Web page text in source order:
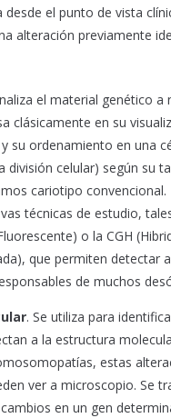
desde el punto de vista
alteración previamente
el material genético a
clásicamente en su
su ordenamiento en una
división celular) según su
cariotipo convencional.
técnicas de estudio,
o la CGH
que permiten detectar
de muchos
. Se utiliza para
a la estructura
estas
ver a microscopio. Se
en un gen